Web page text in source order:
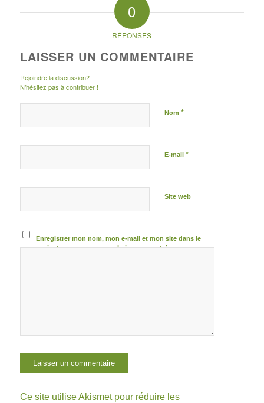
0
RÉPONSES
LAISSER UN COMMENTAIRE
Rejoindre la discussion?
N’hésitez pas à contribuer !
Nom *
E-mail *
Site web
Enregistrer mon nom, mon e-mail et mon site dans le
navigateur pour mon prochain commentaire.
Ce site utilise Akismet pour réduire les